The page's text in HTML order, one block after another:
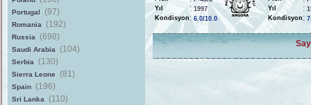
Portugal (97)
Romania (192)
Russia (698)
Saudi Arabia (104)
Serbia (130)
Sierra Leone (81)
Spain (196)
Sri Lanka (110)
Yıl
: 1997
Kondisyon : 6.0/10.0
Yıl
:
Kondisyon :